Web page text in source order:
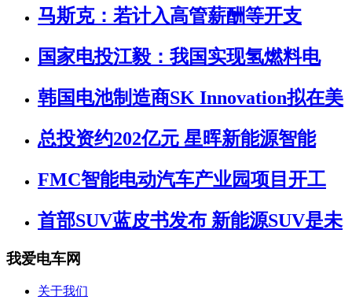
马斯克：若计入高管薪酬等开支
国家电投江毅：我国实现氢燃料电
韩国电池制造商SK Innovation拟在美
总投资约202亿元 星晖新能源智能
FMC智能电动汽车产业园项目开工
首部SUV蓝皮书发布 新能源SUV是未
我爱电车网
关于我们